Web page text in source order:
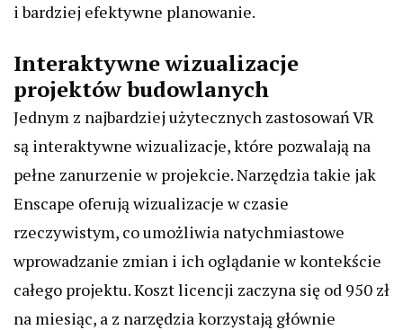
i bardziej efektywne planowanie.
Interaktywne wizualizacje
projektów budowlanych
Jednym z najbardziej użytecznych zastosowań VR
są interaktywne wizualizacje, które pozwalają na
pełne zanurzenie w projekcie. Narzędzia takie jak
Enscape oferują wizualizacje w czasie
rzeczywistym, co umożliwia natychmiastowe
wprowadzanie zmian i ich oglądanie w kontekście
całego projektu. Koszt licencji zaczyna się od 950 zł
na miesiąc, a z narzędzia korzystają głównie